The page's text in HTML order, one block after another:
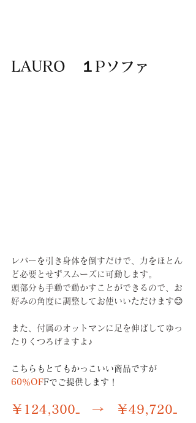
LAURO　１Pソファ
レバーを引き身体を倒すだけで、力をほとん
ど必要とせずスムーズに可動します。
頭部分も手動で動かすことができるので、お
好みの角度に調整してお使いいただけます😊
また、付属のオットマンに足を伸ばしてゆっ
たりくつろげますよ♪
こちらもとてもかっこいい商品ですが
60％OFFでご提供します！
￥124,300₋　→　￥49,720₋